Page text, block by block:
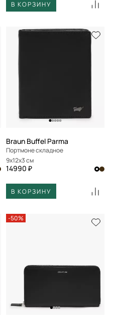
В КОРЗИНУ
Braun Buffel Parma
Портмоне складное
9x12x3 см
14990 ₽
В КОРЗИНУ
-50%